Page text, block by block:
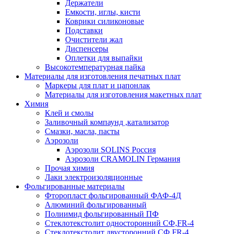
Держатели
Емкости, иглы, кисти
Коврики силиконовые
Подставки
Очистители жал
Диспенсеры
Оплетки для выпайки
Высокотемпературная пайка
Материалы для изготовления печатных плат
Маркеры для плат и цапонлак
Материалы для изготовления макетных плат
Химия
Клей и смолы
Заливочный компаунд ,катализатор
Смазки, масла, пасты
Аэрозоли
Аэрозоли SOLINS Россия
Аэрозоли CRAMOLIN Германия
Прочая химия
Лаки электроизоляционные
Фольгированные материалы
Фторопласт фольгированный ФАФ-4Д
Алюминий фольгированный
Полиимид фольгированный ПФ
Стеклотекстолит односторонний CФ,FR-4
Стеклотекстолит двусторонний СФ,FR-4